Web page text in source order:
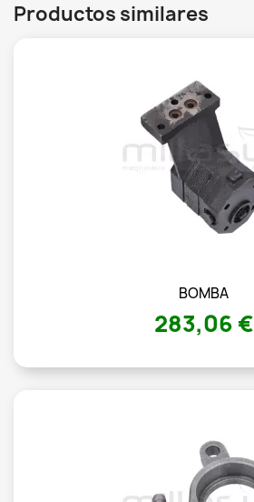
Productos similares
BOMBA
283,06 €